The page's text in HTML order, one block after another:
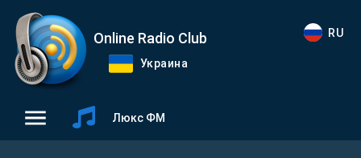
Online Radio Club
Украина
RU
Люкс ФМ